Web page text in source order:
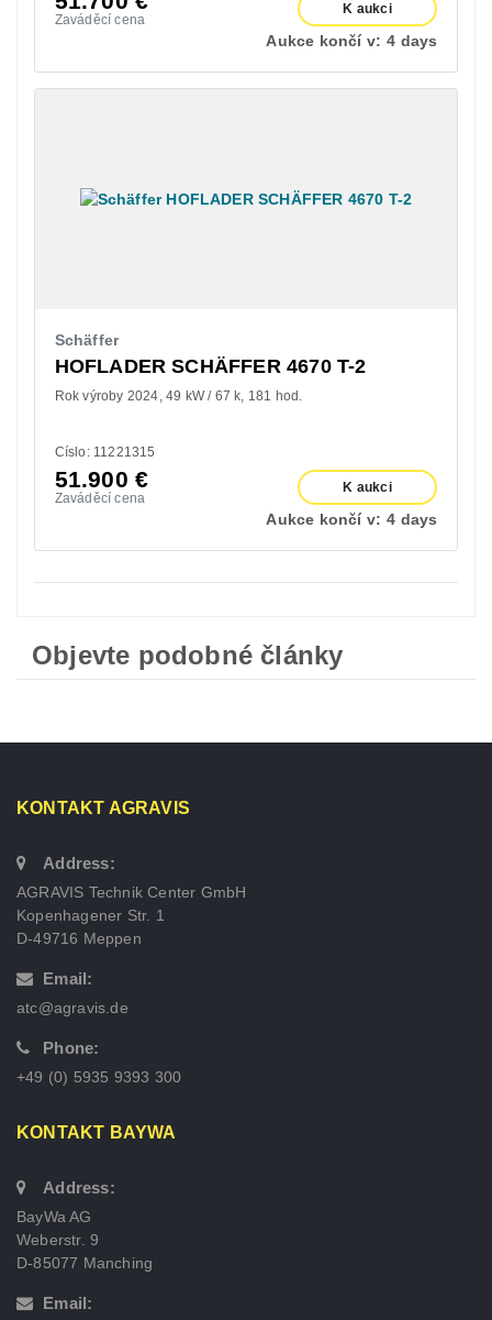
Zaváděcí cena
K aukci
Aukce končí v: 4 days
Schäffer
HOFLADER SCHÄFFER 4670 T-2
Rok výroby 2024 49 kW / 67 k 181 hod.
Císlo: 11221315
51.900 €
Zaváděcí cena
K aukci
Aukce končí v: 4 days
Objevte podobné články
KONTAKT AGRAVIS
Address:
AGRAVIS Technik Center GmbH
Kopenhagener Str. 1
D-49716 Meppen
Email:
atc@agravis.de
Phone:
+49 (0) 5935 9393 300
KONTAKT BAYWA
Address:
BayWa AG
Weberstr. 9
D-85077 Manching
Email: